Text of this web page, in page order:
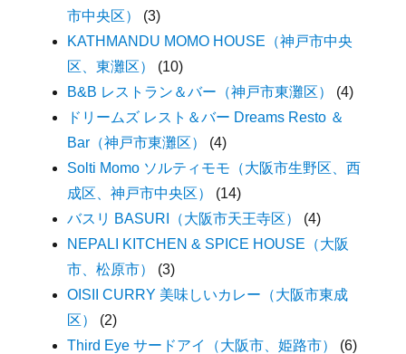
市中央区）
(3)
KATHMANDU MOMO HOUSE（神戸市中央
区、東灘区）
(10)
B&B レストラン＆バー（神戸市東灘区）
(4)
ドリームズ レスト＆バー Dreams Resto ＆
Bar（神戸市東灘区）
(4)
Solti Momo ソルティモモ（大阪市生野区、西
成区、神戸市中央区）
(14)
バスリ BASURI（大阪市天王寺区）
(4)
NEPALI KITCHEN & SPICE HOUSE（大阪
市、松原市）
(3)
OISII CURRY 美味しいカレー（大阪市東成
区）
(2)
Third Eye サードアイ（大阪市、姫路市）
(6)